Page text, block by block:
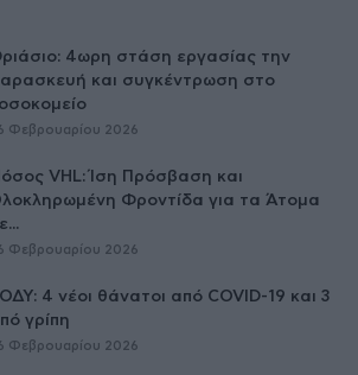
4ωρη στάση εργασίας την
και συγκέντρωση στο
Φεβρουαρίου 2026
VHL: Ίση Πρόσβαση και
Φροντίδα για τα Άτομα
Φεβρουαρίου 2026
4 νέοι θάνατοι από COVID-19 και 3
γρίπη
Φεβρουαρίου 2026